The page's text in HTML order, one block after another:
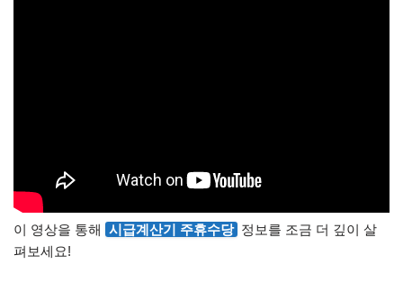
이 영상을 통해 시급계산기 주휴수당 정보를 조금 더 깊이 살
펴보세요!